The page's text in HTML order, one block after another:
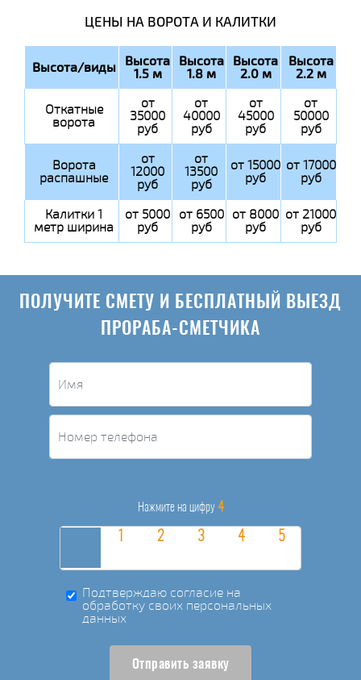
ЦЕНЫ НА ВОРОТА И КАЛИТКИ
Высота/виды Высота
1.5 м
Высота
1.8 м
Высота
2.0 м
Высота
2.2 м
Откатные
ворота
от
35000
руб
от
40000
руб
от
45000
руб
от
50000
руб
Ворота
распашные
от
12000
руб
от
13500
руб
от 15000
руб
от 17000
руб
Калитки 1
метр ширина
от 5000
руб
от 6500
руб
от 8000
руб
от 21000
руб
ПОЛУЧИТЕ СМЕТУ И БЕСПЛАТНЫЙ ВЫЕЗД
ПРОРАБА-СМЕТЧИКА
Нажмите на цифру 4
Подтверждаю согласие на
обработку своих персональных
данных
Отправить заявку